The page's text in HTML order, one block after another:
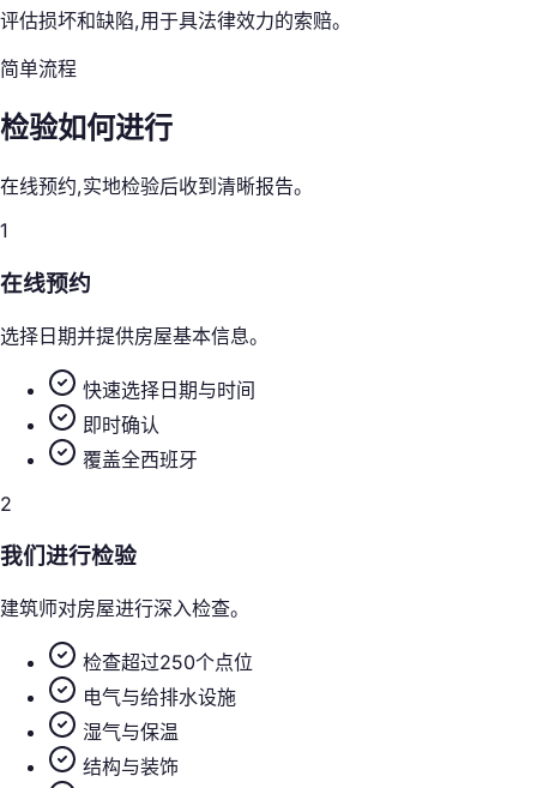
评估损坏和缺陷,用于具法律效力的索赔。
简单流程
检验如何进行
在线预约,实地检验后收到清晰报告。
1
在线预约
选择日期并提供房屋基本信息。
快速选择日期与时间
即时确认
覆盖全西班牙
2
我们进行检验
建筑师对房屋进行深入检查。
检查超过250个点位
电气与给排水设施
湿气与保温
结构与装饰